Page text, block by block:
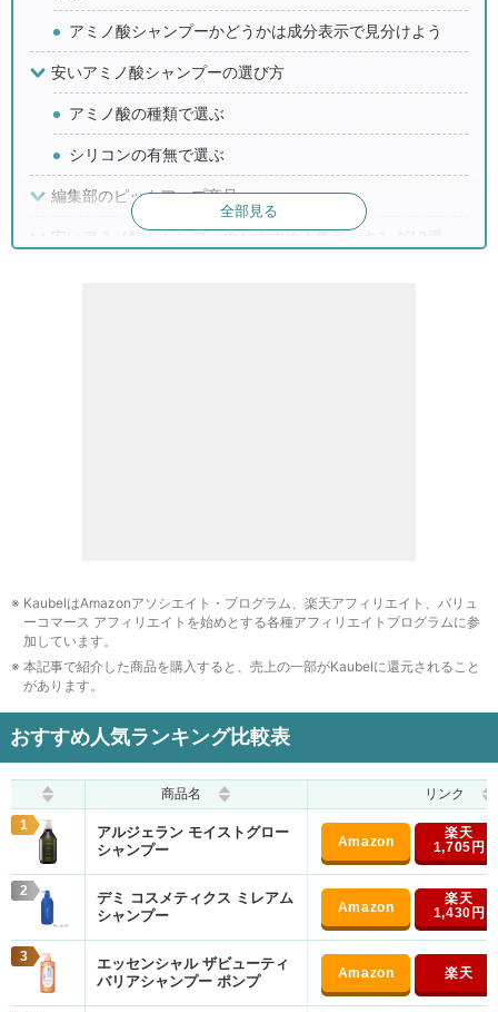
アミノ酸シャンプーかどうかは成分表示で見分けよう
安いアミノ酸シャンプーの選び方
アミノ酸の種類で選ぶ
シリコンの有無で選ぶ
編集部のピックアップ商品
安いアミノ酸シャンプーのおすすめ人気ランキング12選
シャンプー
ヘアオイル・スタイリング
全部見る
KaubelはAmazonアソシエイト・プログラム、楽天アフィリエイト、バリュ
ーコマース アフィリエイトを始めとする各種アフィリエイトプログラムに参
加しています。
本記事で紹介した商品を購入すると、売上の一部がKaubelに還元されること
があります。
おすすめ人気ランキング比較表
商品名
リンク
1
アルジェラン モイストグロー
シャンプー
1,705円
2
デミ コスメティクス ミレアム
シャンプー
1,430円
3
エッセンシャル ザビューティ
バリアシャンプー ポンプ